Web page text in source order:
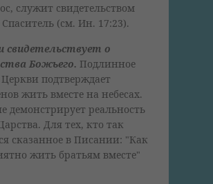
служит свидетельством
(см. Ин. 17:23).
свидетельствует о
Божьего. Подлинное
подтверждает
жить вместе на небесах.
демонстрирует реальность
Для тех, кто так
сказанное в Писании: "Как
жить братьям вместе"